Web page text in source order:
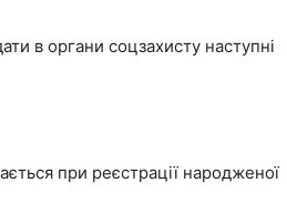
в органи соцзахисту наступні
при реєстрації народженої